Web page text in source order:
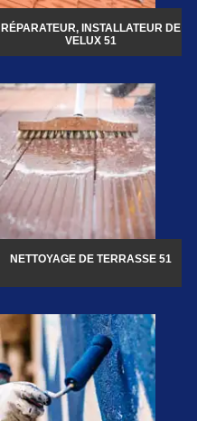
RÉPARATEUR, INSTALLATEUR DE
VELUX 51
NETTOYAGE DE TERRASSE 51